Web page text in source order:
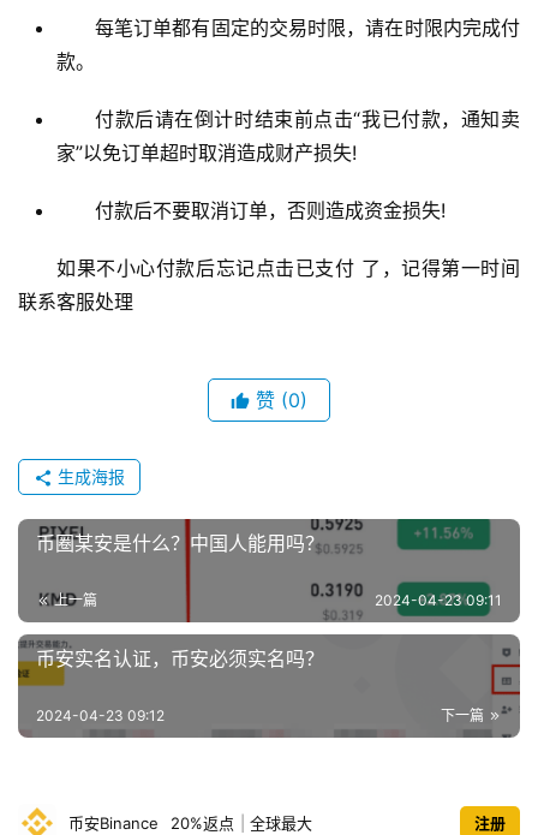
每笔订单都有固定的交易时限，请在时限内完成付
款。
付款后请在倒计时结束前点击“我已付款，通知卖
家”以免订单超时取消造成财产损失!
付款后不要取消订单，否则造成资金损失!
如果不小心付款后忘记点击已支付 了，记得第一时间
联系客服处理
赞 (0)
生成海报
币圈某安是什么？中国人能用吗？
上一篇 2024-04-23 09:11
币安实名认证，币安必须实名吗？
下一篇
2024-04-23 09:12
币安Binance 20%返点 全球最大 注册